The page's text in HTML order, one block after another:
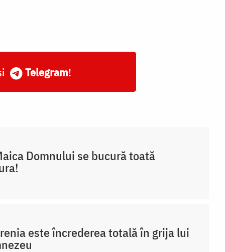
Telegram!
Domnului se bucură toată
este încrederea totală în grija lui